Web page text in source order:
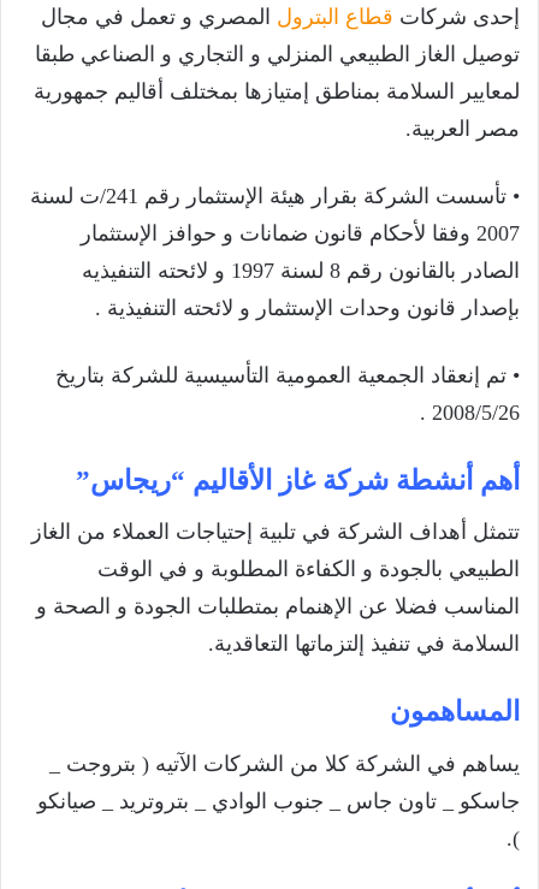
إحدى شركات قطاع البترول المصري و تعمل في مجال
توصيل الغاز الطبيعي المنزلي و التجاري و الصناعي طبقا
لمعايير السلامة بمناطق إمتيازها بمختلف أقاليم جمهورية
مصر العربية.
• تأسست الشركة بقرار هيئة الإستثمار رقم 241/ت لسنة
2007 وفقا لأحكام قانون ضمانات و حوافز الإستثمار
الصادر بالقانون رقم 8 لسنة 1997 و لائحته التنفيذيه
بإصدار قانون وحدات الإستثمار و لائحته التنفيذية .
• تم إنعقاد الجمعية العمومية التأسيسية للشركة بتاريخ
2008/5/26 .
أهم أنشطة شركة غاز الأقاليم “ريجاس”
تتمثل أهداف الشركة في تلبية إحتياجات العملاء من الغاز
الطبيعي بالجودة و الكفاءة المطلوبة و في الوقت
المناسب فضلا عن الإهنمام بمتطلبات الجودة و الصحة و
السلامة في تنفيذ إلتزماتها التعاقدية.
المساهمون
يساهم في الشركة كلا من الشركات الآتيه ( بتروجت _
جاسكو _ تاون جاس _ جنوب الوادي _ بتروتريد _ صيانكو
).